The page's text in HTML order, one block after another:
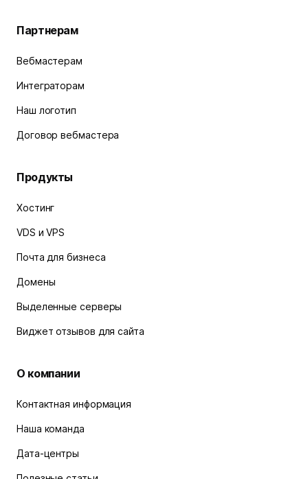
Партнерам
Вебмастерам
Интеграторам
Наш логотип
Договор вебмастера
Продукты
Хостинг
VDS и VPS
Почта для бизнеса
Домены
Выделенные серверы
Виджет отзывов для сайта
О компании
Контактная информация
Наша команда
Дата-центры